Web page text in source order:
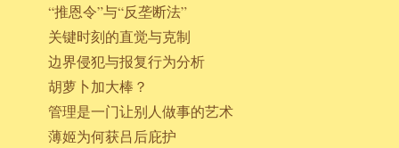
“推恩令”与“反垄断法”
关键时刻的直觉与克制
边界侵犯与报复行为分析
胡萝卜加大棒？
管理是一门让别人做事的艺术
薄姬为何获吕后庇护